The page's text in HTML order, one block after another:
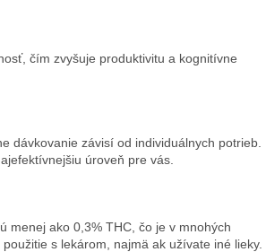
čím zvyšuje produktivitu a kognitívne
dávkovanie závisí od individuálnych potrieb.
úroveň pre vás.
menej ako 0,3% THC, čo je v mnohých
s lekárom, najmä ak užívate iné lieky.